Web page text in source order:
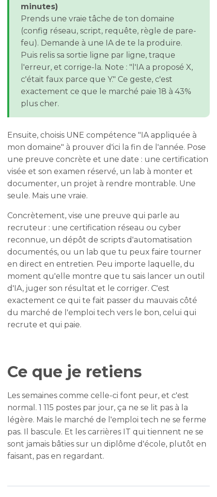
minutes)
Prends une vraie tâche de ton domaine
(config réseau, script, requête, règle de pare-
feu). Demande à une IA de te la produire.
Puis relis sa sortie ligne par ligne, traque
l'erreur, et corrige-la. Note : "l'IA a proposé X,
c'était faux parce que Y." Ce geste, c'est
exactement ce que le marché paie 18 à 43%
plus cher.
Ensuite, choisis UNE compétence "IA appliquée à
mon domaine" à prouver d'ici la fin de l'année. Pose
une preuve concrète et une date : une certification
visée et son examen réservé, un lab à monter et
documenter, un projet à rendre montrable. Une
seule. Mais une vraie.
Concrètement, vise une preuve qui parle au
recruteur : une certification réseau ou cyber
reconnue, un dépôt de scripts d'automatisation
documentés, ou un lab que tu peux faire tourner
en direct en entretien. Peu importe laquelle, du
moment qu'elle montre que tu sais lancer un outil
d'IA, juger son résultat et le corriger. C'est
exactement ce qui te fait passer du mauvais côté
du marché de l'emploi tech vers le bon, celui qui
recrute et qui paie.
Ce que je retiens
Les semaines comme celle-ci font peur, et c'est
normal. 1 115 postes par jour, ça ne se lit pas à la
légère. Mais le marché de l'emploi tech ne se ferme
pas. Il bascule. Et les carrières IT qui tiennent ne se
sont jamais bâties sur un diplôme d'école, plutôt en
faisant, pas en regardant.